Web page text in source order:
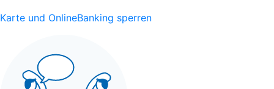
Karte und OnlineBanking sperren